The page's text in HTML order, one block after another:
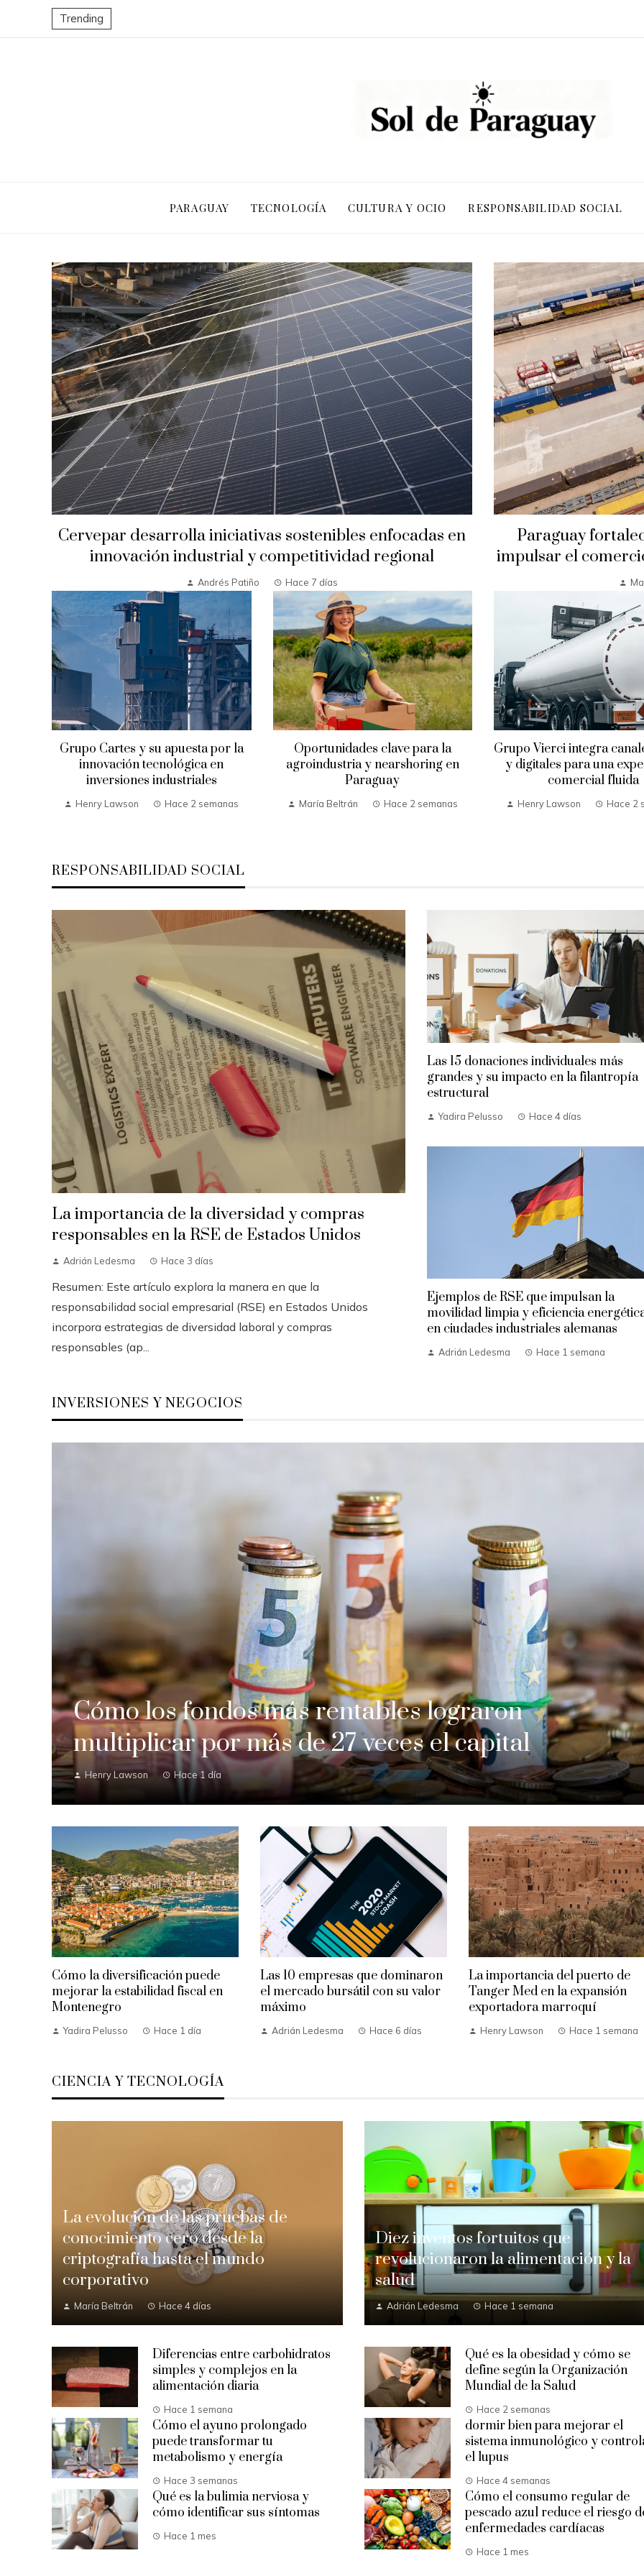
Trending
PARAGUAY TECNOLOGÍA CULTURA Y OCIO RESPONSABILIDAD SOCIAL
Cervepar desarrolla iniciativas sostenibles enfocadas en
innovación industrial y competitividad regional
Andrés Patiño Hace 7 días
Paraguay
impulsar el
Grupo Cartes y su apuesta por la
innovación tecnológica en
inversiones industriales
Henry Lawson Hace 2 semanas
Oportunidades clave para la
agroindustria y nearshoring en
Paraguay
María Beltrán Hace 2 semanas
Grupo Vierci integra
y digitales para una
comercial fluida
Henry Lawson Hace 2
RESPONSABILIDAD SOCIAL
La importancia de la diversidad y compras
responsables en la RSE de Estados Unidos
Adrián Ledesma Hace 3 días
Resumen: Este artículo explora la manera en que la
responsabilidad social empresarial (RSE) en Estados Unidos
incorpora estrategias de diversidad laboral y compras
responsables (ap...
Las 15 donaciones individuales más
grandes y su impacto en la filantropía
estructural
Yadira Pelusso Hace 4 días
Ejemplos de RSE que impulsan la
movilidad limpia y eficiencia
en ciudades industriales alemanas
Adrián Ledesma Hace 1 semana
INVERSIONES Y NEGOCIOS
Cómo los fondos más rentables lograron
multiplicar por más de 27 veces el capital
Henry Lawson Hace 1 día
Cómo la diversificación puede
mejorar la estabilidad fiscal en
Montenegro
Yadira Pelusso Hace 1 día
Las 10 empresas que dominaron
el mercado bursátil con su valor
máximo
Adrián Ledesma Hace 6 días
La importancia del puerto de
Tanger Med en la expansión
exportadora marroquí
Henry Lawson Hace 1 semana
CIENCIA Y TECNOLOGÍA
La evolución de las pruebas de
conocimiento cero desde la
criptografía hasta el mundo
corporativo
María Beltrán Hace 4 días
Diez inventos fortuitos que
revolucionaron la alimentación y la
salud
Adrián Ledesma Hace 1 semana
Diferencias entre carbohidratos
simples y complejos en la
alimentación diaria
Hace 1 semana
Qué es la obesidad y cómo se
define según la Organización
Mundial de la Salud
Hace 2 semanas
Cómo el ayuno prolongado
puede transformar tu
metabolismo y energía
Hace 3 semanas
dormir bien para mejorar el
sistema inmunológico y
el lupus
Hace 4 semanas
Qué es la bulimia nerviosa y
cómo identificar sus síntomas
Hace 1 mes
Cómo el consumo regular de
pescado azul reduce el riesgo
enfermedades cardíacas
Hace 1 mes